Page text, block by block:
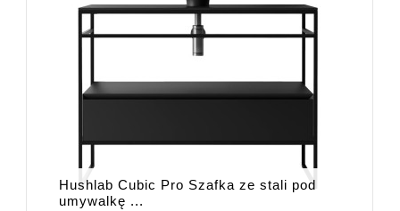
Hushlab Cubic Pro Szafka ze stali pod
umywalkę ...